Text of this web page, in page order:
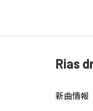
Rias
新曲情報